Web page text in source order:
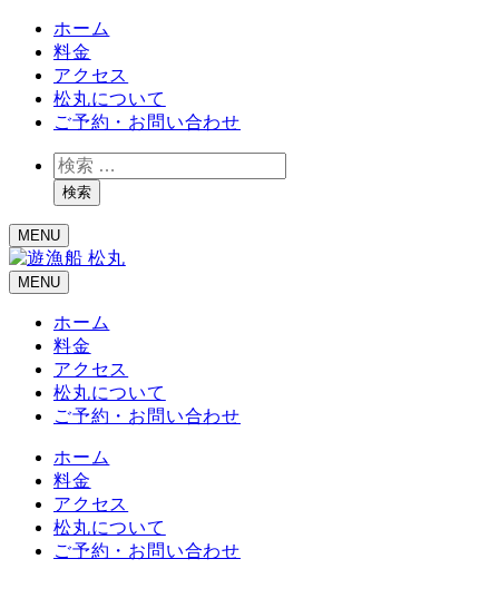
ホーム
料金
アクセス
松丸について
ご予約・お問い合わせ
検
索検索
MENU
MENU
ホーム
料金
アクセス
松丸について
ご予約・お問い合わせ
ホーム
料金
アクセス
松丸について
ご予約・お問い合わせ